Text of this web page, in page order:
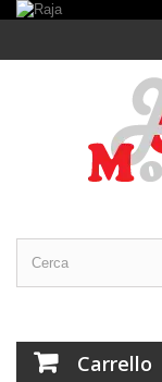
Carrello